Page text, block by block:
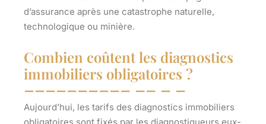
d’assurance après une catastrophe naturelle,
technologique ou minière.
Combien coûtent les diagnostics
immobiliers obligatoires ?
Aujourd’hui, les tarifs des diagnostics immobiliers
obligatoires sont fixés par les diagnostiqueurs eux-